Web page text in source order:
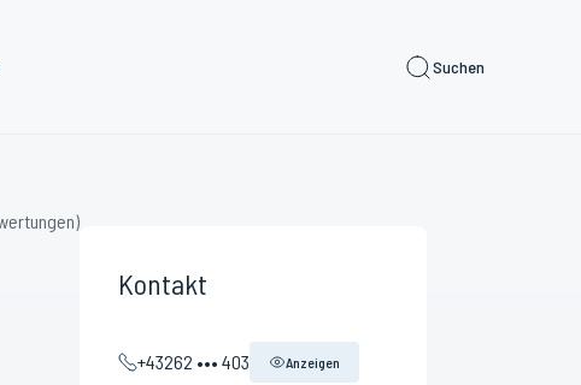
Suchen
Kontakt
+43262 ••• 403 Anzeigen